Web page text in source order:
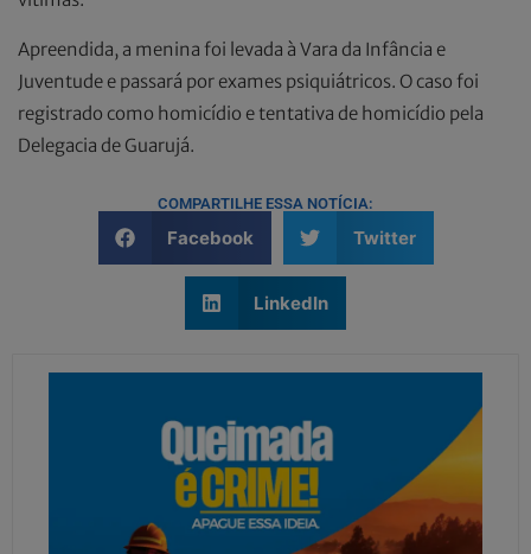
Apreendida, a menina foi levada à Vara da Infância e
Juventude e passará por exames psiquiátricos. O caso foi
registrado como homicídio e tentativa de homicídio pela
Delegacia de Guarujá.
COMPARTILHE ESSA NOTÍCIA:
Facebook Twitter
LinkedIn